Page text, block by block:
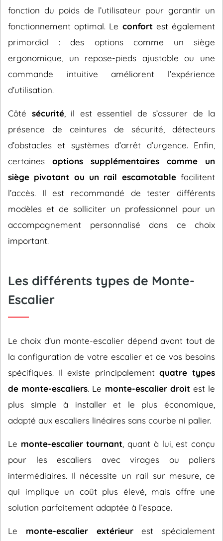
fonction du poids de l’utilisateur pour garantir un
fonctionnement optimal. Le confort est également
primordial : des options comme un siège
ergonomique, un repose-pieds ajustable ou une
commande intuitive améliorent l’expérience
d’utilisation.
Côté sécurité, il est essentiel de s’assurer de la
présence de ceintures de sécurité, détecteurs
d’obstacles et systèmes d’arrêt d’urgence. Enfin,
certaines options supplémentaires comme un
siège pivotant ou un rail escamotablefacilitent
l’accès. Il est recommandé de tester différents
modèles et de solliciter un professionnel pour un
accompagnement personnalisé dans ce choix
important.
Les différents types de Monte-
Escalier
Le choix d’un monte-escalier dépend avant tout de
la configuration de votre escalier et de vos besoins
spécifiques. Il existe principalementquatre types
de monte-escaliers. Le monte-escalier droit est le
plus simple à installer et le plus économique,
adapté aux escaliers linéaires sans courbe ni palier.
Le monte-escalier tournant , quant à lui, est conçu
pour les escaliers avec virages ou paliers
intermédiaires. Il nécessite un rail sur mesure, ce
qui implique un coût plus élevé, mais offre une
solution parfaitement adaptée à l’espace.
Le monte-escalier extérieurest spécialement